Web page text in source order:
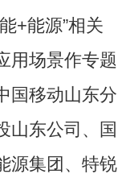
+能源”相关
用场景作专题
国移动山东分
山东公司、国
源集团、特锐